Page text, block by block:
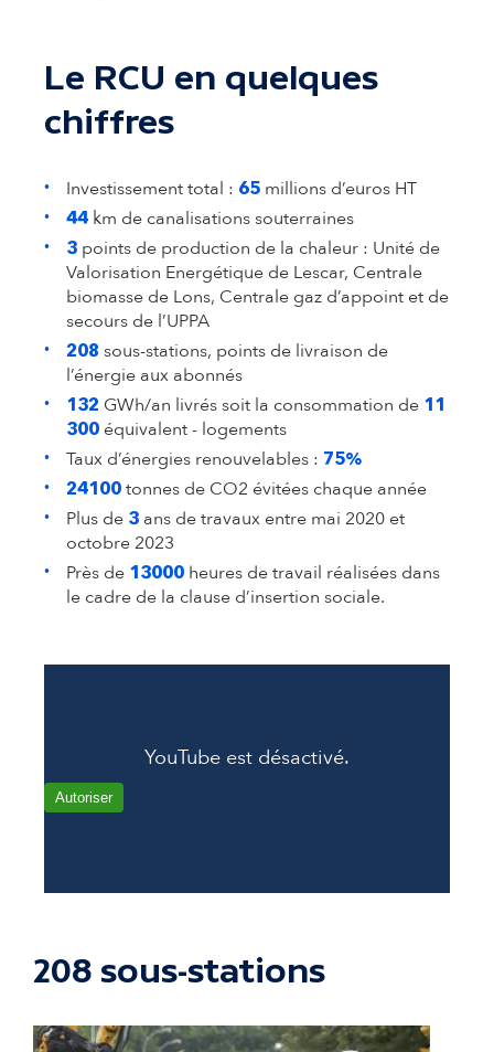
Le RCU en quelques
chiffres
Investissement total : 65 millions d’euros HT
44 km de canalisations souterraines
3 points de production de la chaleur : Unité de
Valorisation Energétique de Lescar, Centrale
biomasse de Lons, Centrale gaz d’appoint et de
secours de l’UPPA
208 sous-stations, points de livraison de
l’énergie aux abonnés
132 GWh/an livrés soit la consommation de 11
300 équivalent - logements
Taux d’énergies renouvelables : 75%
24100 tonnes de CO2 évitées chaque année
Plus de 3 ans de travaux entre mai 2020 et
octobre 2023
Près de 13000 heures de travail réalisées dans
le cadre de la clause d’insertion sociale.
YouTube est désactivé.
Autoriser
208 sous-stations